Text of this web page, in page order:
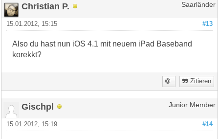
Christian P. Saarländer
#13
15.01.2012, 15:15
Also du hast nun iOS 4.1 mit neuem iPad Baseband
korekkt?
Zitieren
Gischpl Junior Member
#14
15.01.2012, 15:19